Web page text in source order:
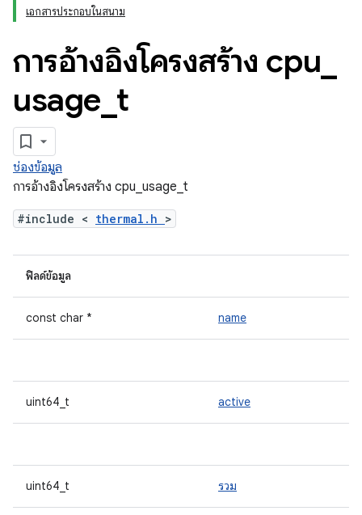
เอกสารประกอบในสนาม
การอ้างอิงโครงสร้าง cpu
usage t
ช่องข้อมูล
การอ้างอิงโครงสร้าง cpu_usage_t
#include < thermal.h >
ฟิลด์ข้อมูล
const char * name
uint64_t active
uint64_t รวม